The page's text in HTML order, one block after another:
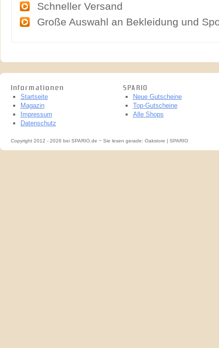
Schneller Versand
Große Auswahl an Bekleidung und
Informationen
Startseite
Magazin
Impressum
Datenschutz
SPARIO
Neue Gutscheine
Top-Gutscheine
Alle Shops
Copyright 2012 - 2026 bei SPARIO.de ~ Sie lesen gerade: Oakstore | SPARIO